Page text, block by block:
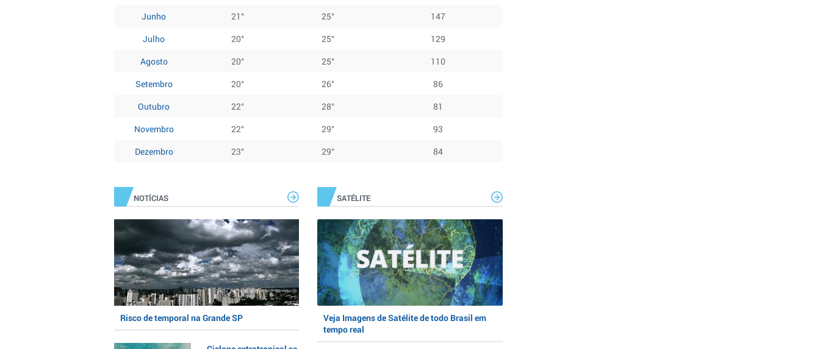
Junho
21° 25°
147
Julho
20° 25°
129
Agosto
20° 25°
110
Setembro
20° 26°
86
Outubro
22° 28°
81
Novembro
22° 29°
93
Dezembro
23° 29° 84
NOTÍCIAS
Risco de temporal na Grande SP
SATÉLITE
Veja Imagens de Satélite de todo Brasil em
tempo real